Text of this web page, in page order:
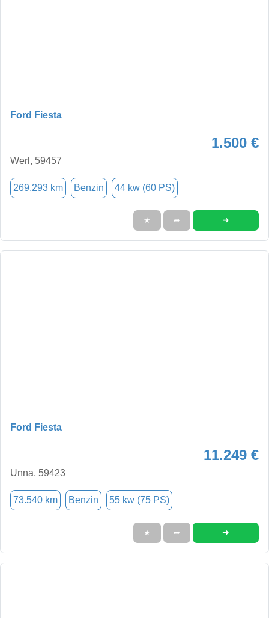
Ford Fiesta
1.500 €
Werl, 59457
269.293 km Benzin 44 kw (60 PS)
★ ➦ ➜
Ford Fiesta
11.249 €
Unna, 59423
73.540 km Benzin 55 kw (75 PS)
★ ➦ ➜